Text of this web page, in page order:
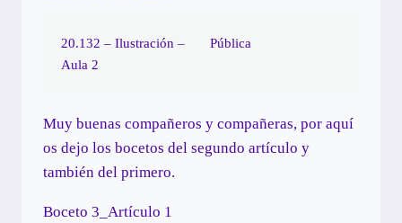
20.132 – Ilustración –
Aula 2
Pública
Muy buenas compañeros y compañeras, por aquí
os dejo los bocetos del segundo artículo y
también del primero.
Boceto 3_Artículo 1